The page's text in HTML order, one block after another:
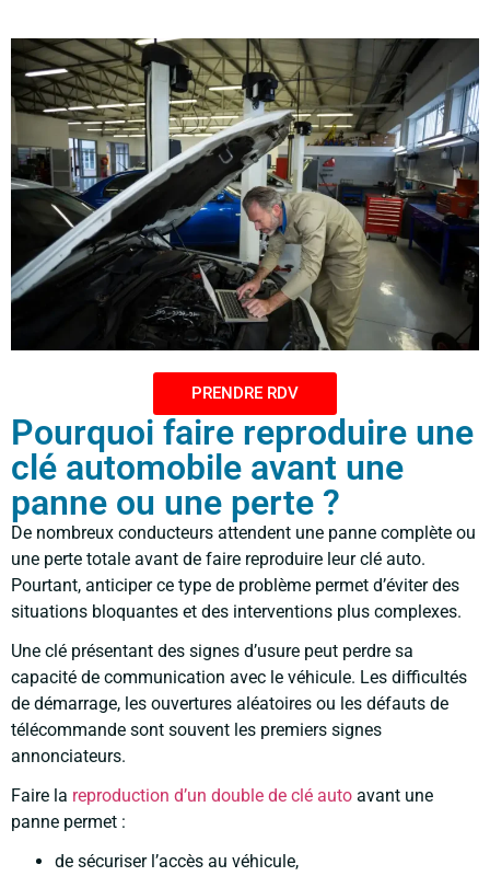
PRENDRE RDV
Pourquoi faire reproduire une
clé automobile avant une
panne ou une perte ?
De nombreux conducteurs attendent une panne complète ou
une perte totale avant de faire reproduire leur clé auto.
Pourtant, anticiper ce type de problème permet d’éviter des
situations bloquantes et des interventions plus complexes.
Une clé présentant des signes d’usure peut perdre sa
capacité de communication avec le véhicule. Les difficultés
de démarrage, les ouvertures aléatoires ou les défauts de
télécommande sont souvent les premiers signes
annonciateurs.
Faire la reproduction d’un double de clé auto avant une
panne permet :
de sécuriser l’accès au véhicule,